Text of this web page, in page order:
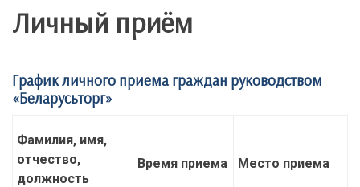
Личный приём
График личного приема граждан руководством
«Беларусьторг»
Фамилия, имя,
отчество,
должность
Время приема Место приема